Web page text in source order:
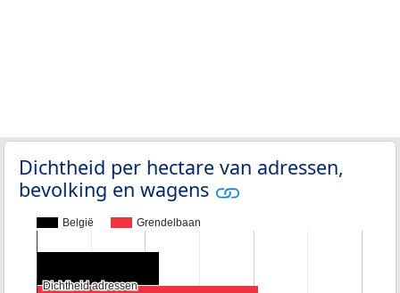
Dichtheid per hectare van adressen,
bevolking en wagens
België Grendelbaan
Dichtheid adressen
Dichtheid adressen